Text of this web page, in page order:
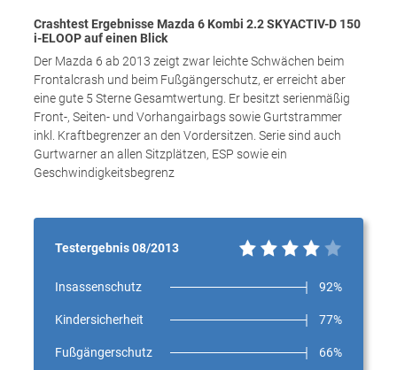
Crashtest Ergebnisse Mazda 6 Kombi 2.2 SKYACTIV-D 150
i-ELOOP auf einen Blick
Der Mazda 6 ab 2013 zeigt zwar leichte Schwächen beim
Frontalcrash und beim Fußgängerschutz, er erreicht aber
eine gute 5 Sterne Gesamtwertung. Er besitzt serienmäßig
Front-, Seiten- und Vorhangairbags sowie Gurtstrammer
inkl. Kraftbegrenzer an den Vordersitzen. Serie sind auch
Gurtwarner an allen Sitzplätzen, ESP sowie ein
Geschwindigkeitsbegrenz
Testergebnis 08/2013
Insassenschutz 92%
Kindersicherheit 77%
Fußgängerschutz 66%